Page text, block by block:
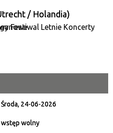
/ Holandia)
Środa, 24-06-2026
wstęp wolny